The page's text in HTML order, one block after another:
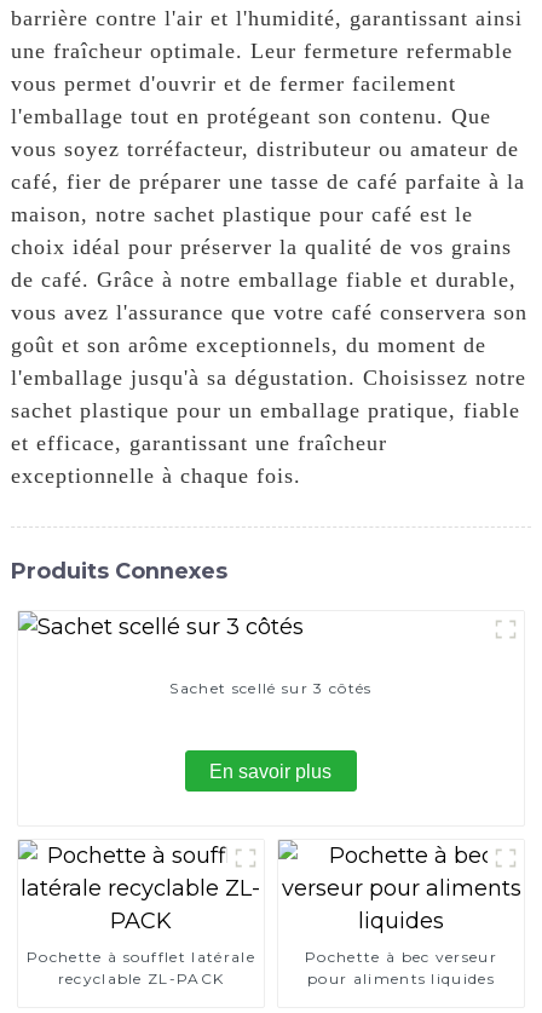
barrière contre l'air et l'humidité, garantissant ainsi
une fraîcheur optimale. Leur fermeture refermable
vous permet d'ouvrir et de fermer facilement
l'emballage tout en protégeant son contenu. Que
vous soyez torréfacteur, distributeur ou amateur de
café, fier de préparer une tasse de café parfaite à la
maison, notre sachet plastique pour café est le
choix idéal pour préserver la qualité de vos grains
de café. Grâce à notre emballage fiable et durable,
vous avez l'assurance que votre café conservera son
goût et son arôme exceptionnels, du moment de
l'emballage jusqu'à sa dégustation. Choisissez notre
sachet plastique pour un emballage pratique, fiable
et efficace, garantissant une fraîcheur
exceptionnelle à chaque fois.
Produits Connexes
Sachet scellé sur 3 côtés
En savoir plus
Pochette à soufflet latérale
recyclable ZL-PACK
Pochette à bec verseur
pour aliments liquides